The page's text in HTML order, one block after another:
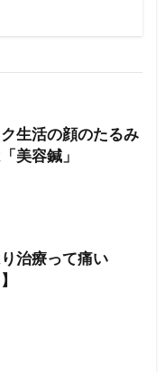
生活の顔のたるみ
美容鍼」
り治療って痛い